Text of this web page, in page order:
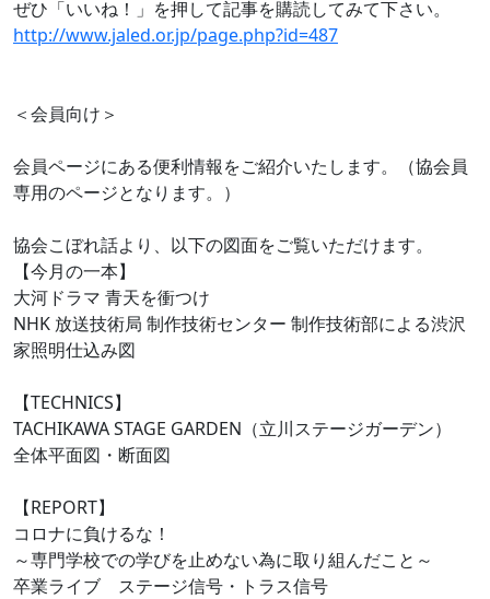
ぜひ「いいね！」を押して記事を購読してみて下さい。
http://www.jaled.or.jp/page.php?id=487
＜会員向け＞
会員ページにある便利情報をご紹介いたします。（協会員
専用のページとなります。）
協会こぼれ話より、以下の図面をご覧いただけます。
【今月の一本】
大河ドラマ 青天を衝つけ
NHK 放送技術局 制作技術センター 制作技術部による渋沢
家照明仕込み図
【TECHNICS】
TACHIKAWA STAGE GARDEN（立川ステージガーデン）
全体平面図・断面図
【REPORT】
コロナに負けるな！
～専門学校での学びを止めない為に取り組んだこと～
卒業ライブ ステージ信号・トラス信号